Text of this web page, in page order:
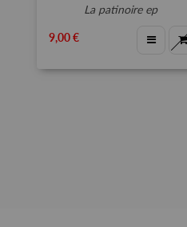
la patinoire ep
9,00 €